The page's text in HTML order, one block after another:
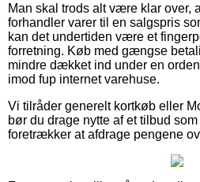
Man skal trods alt være klar over,
forhandler varer til en salgspris
kan det undertiden være et
forretning. Køb med gængse
mindre dækket ind under en
imod fup internet varehuse.
Vi tilråder generelt kortkøb eller
bør du drage nytte af et tilbud
foretrækker at afdrage pengene